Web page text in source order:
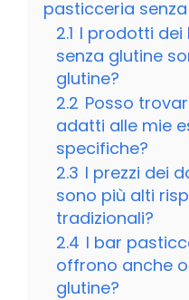
pasticceria
2.1 I prodotti
senza glutine
glutine?
2.2 Posso
adatti alle mie
specifiche?
2.3 I prezzi dei
sono più alti
tradizionali?
2.4 I bar
offrono anche
glutine?